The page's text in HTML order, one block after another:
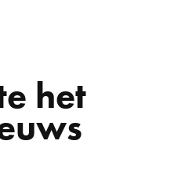
het